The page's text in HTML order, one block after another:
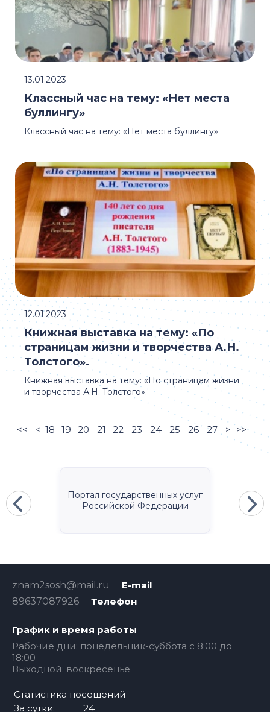
Классный час на тему: «Нет места буллингу»
Классный час на тему: «Нет места
буллингу»
13.01.2023
Книжная выставка на тему: «По страницам жизни
и творчества А.Н. Толстого».
Книжная выставка на тему: «По
страницам жизни и творчества А.Н.
Толстого».
12.01.2023
<< < 18 19 20 21 22 23 24 25 26 27 > >>
Портал государственных услуг
Российской Федерации
E-mail
znam2sosh@mail.ru
Телефон
89637087926
График и время работы
Рабочие дни: понедельник-суббота с 8:00 до
18:00
Выходной: воскресенье
Статистика посещений
За сутки:
24